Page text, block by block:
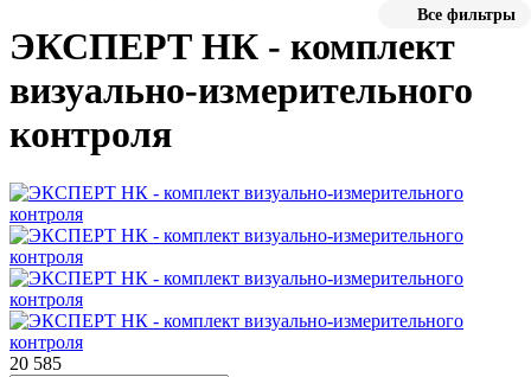
Все фильтры
ЭКСПЕРТ НК - комплект
визуально-измерительного
контроля
20 585